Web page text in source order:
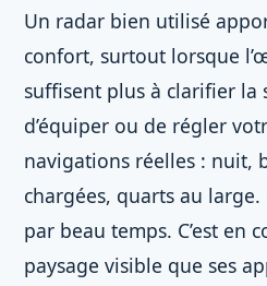
Un radar bien utilisé
confort, surtout lorsque
suffisent plus à clarifier la
d’équiper ou de régler
navigations réelles : nuit,
chargées, quarts au
par beau temps. C’est en
paysage visible que ses